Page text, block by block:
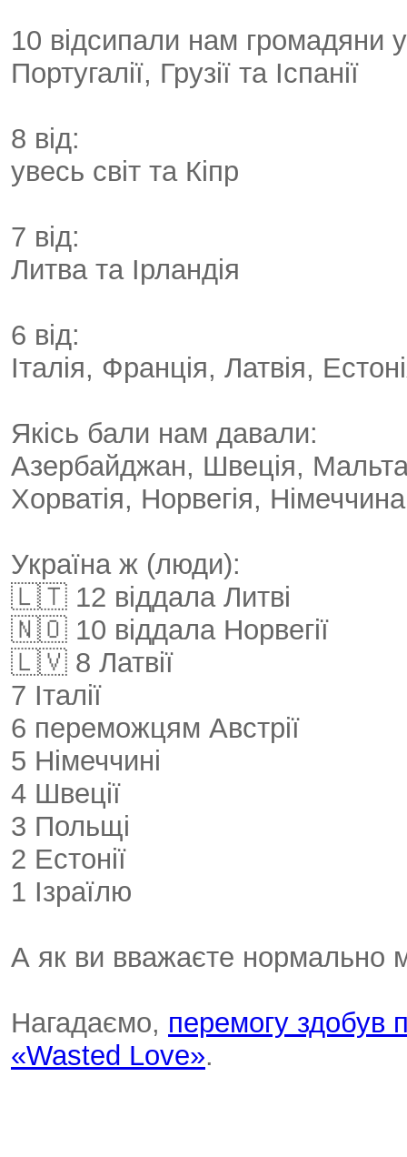
10 відсипали нам громадяни
Португалії, Грузії та Іспанії
8 від:
увесь світ та Кіпр
7 від:
Литва та Ірландія
6 від:
Італія, Франція, Латвія,
Якісь бали нам давали:
Азербайджан, Швеція,
Хорватія, Норвегія,
Україна ж (люди):
🇱🇹 12 віддала Литві
🇳🇴 10 віддала Норвегії
🇱🇻 8 Латвії
7 Італії
6 переможцям Австрії
5 Німеччині
4 Швеції
3 Польщі
2 Естонії
1 Ізраїлю
А як ви вважаєте нормально
Нагадаємо, перемогу здобув
«Wasted Love».